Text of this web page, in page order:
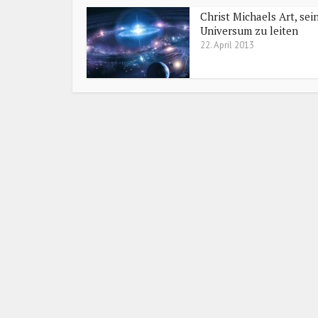
Christ Michaels Art,
Universum zu leiten
22. April 2013